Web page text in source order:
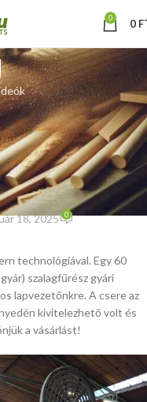
0 0
Illkirch-
fotók
18, 2025 0
technológiával. Egy 60
szalagfűrész gyári
lapvezetőnkre. A csere az
kivitelezhető volt és
a vásárlást!